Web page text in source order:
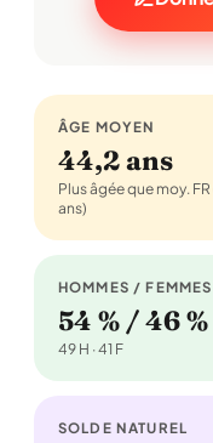
ÂGE MOYEN
44,2 ans
Plus âgée que moy.
ans)
HOMMES / FEMMES
54 % / 46 %
49 H · 41 F
SOLDE NATUREL